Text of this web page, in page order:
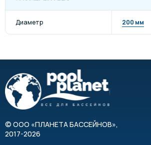
Диаметр 200 мм
© ООО «ПЛАНЕТА БАССЕЙНОВ»,
2017-2026